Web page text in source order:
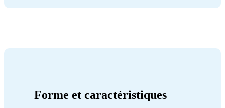
Forme et caractéristiques